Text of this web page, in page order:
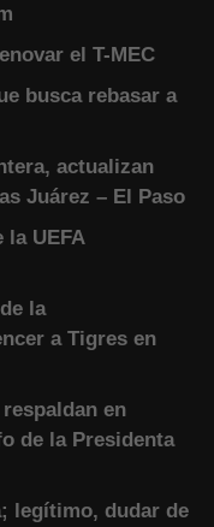
el T-MEC
busca rebasar a
actualizan
Juárez – El Paso
la UEFA
la
a Tigres en
en
de la Presidenta
legítimo, dudar de